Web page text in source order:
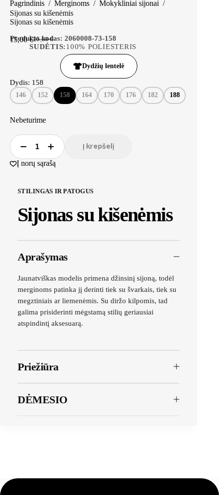
Pagrindinis / Merginoms / Mokykliniai sijonai /
Sijonas su kišenėmis
Sijonas su kišenėmis
Produkto kodas: 2060008-73-158
SUDĖTIS:100% POLIESTERIS
25,00€
15,00€
Dydžių lentelė
Dydis: 158
146 152 158 164 170 176 182 188
Nebeturime
Į krepšelį
Į norų sąrašą
STILINGAS IR PATOGUS
Sijonas su kišenėmis
Aprašymas
Jaunatviškas modelis primena džinsinį sijoną, todėl
merginoms patinka jį derinti tiek su švarkais, tiek su
megztiniais ar liemenėmis. Su diržo kilpomis, tad
galima prisiderinti mėgstamą stilių geriausiai
atspindintį aksesuarą.
Priežiūra
DĖMESIO